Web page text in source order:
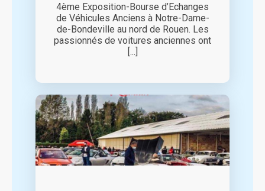
4ème Exposition-Bourse d’Echanges
de Véhicules Anciens à Notre-Dame-
de-Bondeville au nord de Rouen. Les
passionnés de voitures anciennes ont
[...]